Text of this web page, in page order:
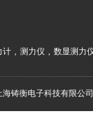
计 , 测力仪 , 数显测力
海铸衡电子科技有限公